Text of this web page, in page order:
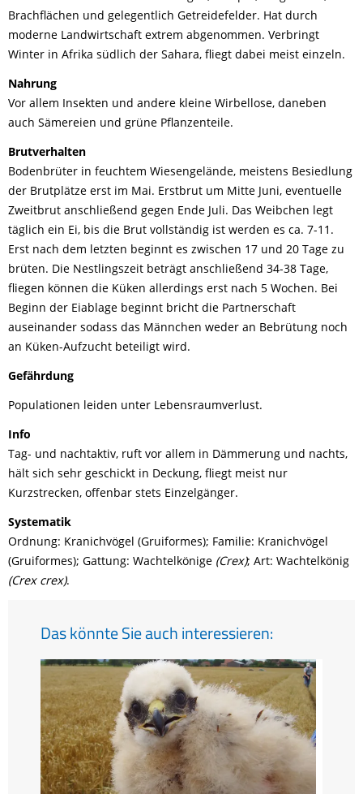
Brachflächen und gelegentlich Getreidefelder. Hat durch
moderne Landwirtschaft extrem abgenommen. Verbringt
Winter in Afrika südlich der Sahara, fliegt dabei meist einzeln.
Nahrung
Vor allem Insekten und andere kleine Wirbellose, daneben
auch Sämereien und grüne Pflanzenteile.
Brutverhalten
Bodenbrüter in feuchtem Wiesengelände, meistens Besiedlung
der Brutplätze erst im Mai. Erstbrut um Mitte Juni, eventuelle
Zweitbrut anschließend gegen Ende Juli. Das Weibchen legt
täglich ein Ei, bis die Brut vollständig ist werden es ca. 7-11.
Erst nach dem letzten beginnt es zwischen 17 und 20 Tage zu
brüten. Die Nestlingszeit beträgt anschließend 34-38 Tage,
fliegen können die Küken allerdings erst nach 5 Wochen. Bei
Beginn der Eiablage beginnt bricht die Partnerschaft
auseinander sodass das Männchen weder an Bebrütung noch
an Küken-Aufzucht beteiligt wird.
Gefährdung
Populationen leiden unter Lebensraumverlust.
Info
Tag- und nachtaktiv, ruft vor allem in Dämmerung und nachts,
hält sich sehr geschickt in Deckung, fliegt meist nur
Kurzstrecken, offenbar stets Einzelgänger.
Systematik
Ordnung: Kranichvögel (Gruiformes); Familie: Kranichvögel
(Gruiformes); Gattung: Wachtelkönige (Crex); Art: Wachtelkönig
(Crex crex).
Das könnte Sie auch interessieren: